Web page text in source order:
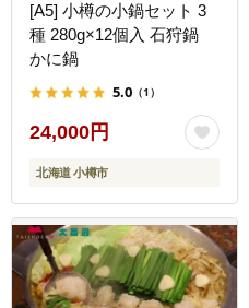
[A5] 小樽の小鍋セット 3
種 280g×12個入 石狩鍋
かに鍋
5.0 （1）
24,000円
北海道 小樽市